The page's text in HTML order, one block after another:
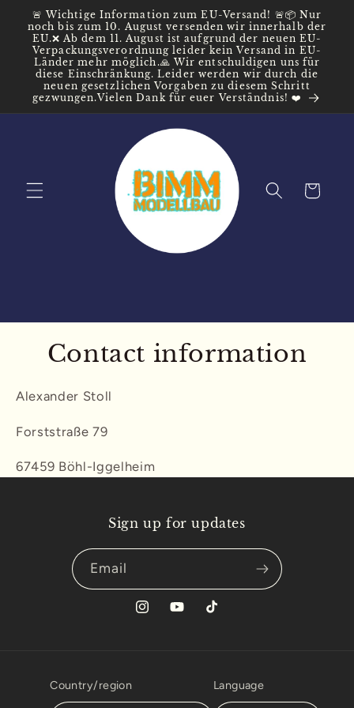
Skip to
content
🚨 Wichtige Information zum EU-Versand! 🚨📦 Nur
noch bis zum 10. August versenden wir innerhalb der
EU.❌ Ab dem 11. August ist aufgrund der neuen EU-
Verpackungsverordnung leider kein Versand in EU-
Länder mehr möglich.🙏 Wir entschuldigen uns für
diese Einschränkung. Leider werden wir durch die
neuen gesetzlichen Vorgaben zu diesem Schritt
gezwungen.Vielen Dank für euer Verständnis! ❤️
Cart
Contact information
Alexander Stoll
Forststraße 79
67459 Böhl-Iggelheim
Sign up for updates
Email
InstagramYouTubeTikTok
Country/region Language